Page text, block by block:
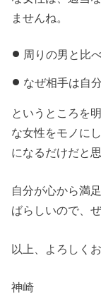
ませんね。
周りの男と比
なぜ相手は自
というところを
な女性をモノに
になるだけだと思
自分が心から満
ばらしいので、
以上、よろしく
神崎